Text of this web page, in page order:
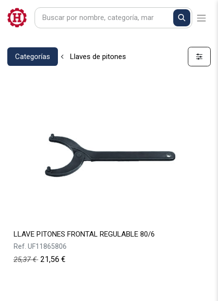
Categorías Llaves de pitones
LLAVE PITONES FRONTAL REGULABLE 80/6
Ref. UF11865806
25,37€ 21,56 €